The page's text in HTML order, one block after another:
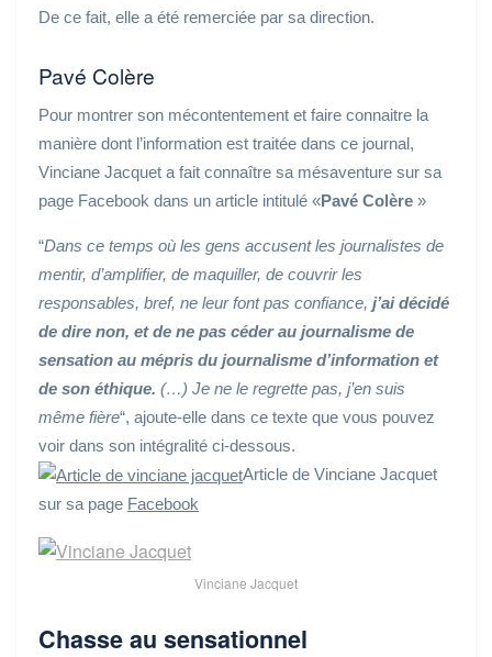
De ce fait, elle a été remerciée par sa direction.
Pavé Colère
Pour montrer son mécontentement et faire connaitre la
manière dont l’information est traitée dans ce journal,
Vinciane Jacquet a fait connaître sa mésaventure sur sa
page Facebook dans un article intitulé «Pavé Colère »
“Dans ce temps où les gens accusent les journalistes de
mentir, d’amplifier, de maquiller, de couvrir les
responsables, bref, ne leur font pas confiance, j’ai décidé
de dire non, et de ne pas céder au journalisme de
sensation au mépris du journalisme d’information et
de son éthique. (…) Je ne le regrette pas, j’en suis
même fière“, ajoute-elle dans ce texte que vous pouvez
voir dans son intégralité ci-dessous.
Article de Vinciane Jacquet
sur sa page Facebook
Vinciane Jacquet
Chasse au sensationnel